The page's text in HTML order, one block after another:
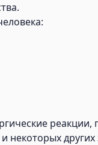
некоторых других